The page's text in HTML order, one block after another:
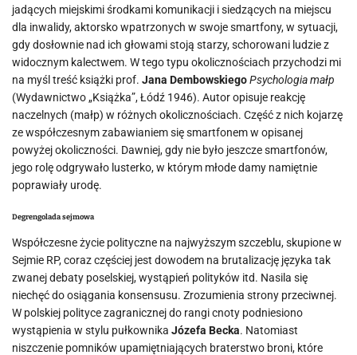
jadących miejskimi środkami komunikacji i siedzących na miejscu
dla inwalidy, aktorsko wpatrzonych w swoje smartfony, w sytuacji,
gdy dosłownie nad ich głowami stoją starzy, schorowani ludzie z
widocznym kalectwem. W tego typu okolicznościach przychodzi mi
na myśl treść książki prof. Jana DembowskiegoPsychologia małp
(Wydawnictwo „Książka”, Łódź 1946). Autor opisuje reakcję
naczelnych (małp) w różnych okolicznościach. Część z nich kojarzę
ze współczesnym zabawianiem się smartfonem w opisanej
powyżej okoliczności. Dawniej, gdy nie było jeszcze smartfonów,
jego rolę odgrywało lusterko, w którym młode damy namiętnie
poprawiały urodę.
Degrengolada sejmowa
Współczesne życie polityczne na najwyższym szczeblu, skupione w
Sejmie RP, coraz częściej jest dowodem na brutalizację języka tak
zwanej debaty poselskiej, wystąpień polityków itd. Nasila się
niechęć do osiągania konsensusu. Zrozumienia strony przeciwnej.
W polskiej polityce zagranicznej do rangi cnoty podniesiono
wystąpienia w stylu pułkownika Józefa Becka. Natomiast
niszczenie pomników upamiętniających braterstwo broni, które